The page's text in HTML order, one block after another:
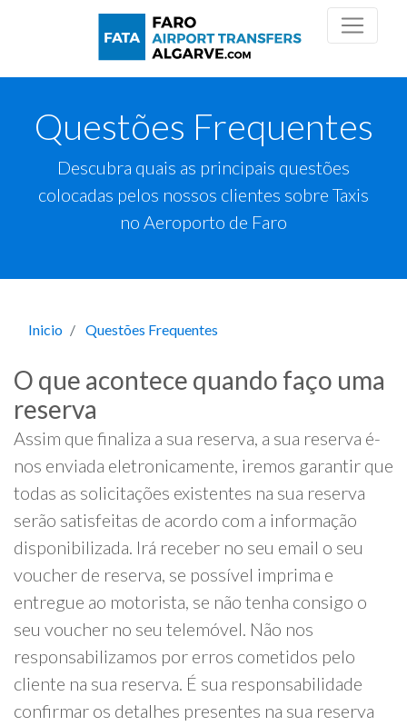
Questões Frequentes
Descubra quais as principais questões
colocadas pelos nossos clientes sobre Taxis
no Aeroporto de Faro
Inicio Questões Frequentes
O que acontece quando faço uma
reserva
Assim que finaliza a sua reserva, a sua reserva é-
nos enviada eletronicamente, iremos garantir que
todas as solicitações existentes na sua reserva
serão satisfeitas de acordo com a informação
disponibilizada. Irá receber no seu email o seu
voucher de reserva, se possível imprima e
entregue ao motorista, se não tenha consigo o
seu voucher no seu telemóvel. Não nos
responsabilizamos por erros cometidos pelo
cliente na sua reserva. É sua responsabilidade
confirmar os detalhes presentes na sua reserva